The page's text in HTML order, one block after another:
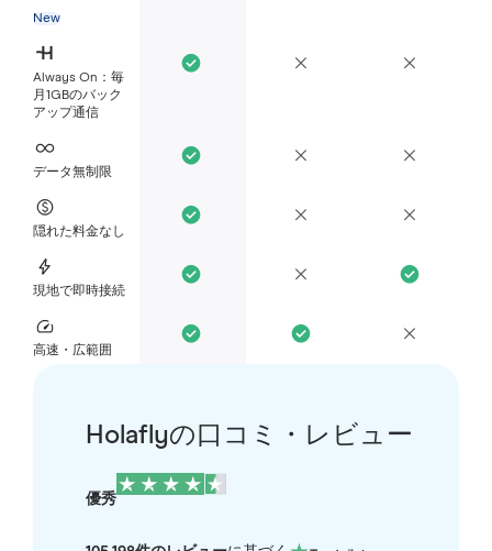
New
Always On：毎
月1GBのバック
アップ通信
データ無制限
隠れた料金なし
現地で即時接続
高速・広範囲
Holaflyの口コミ・レビュー
優秀